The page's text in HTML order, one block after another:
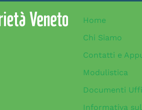
Home
Chi Siamo
Contatti e
Modulistica
Documenti
Informativa